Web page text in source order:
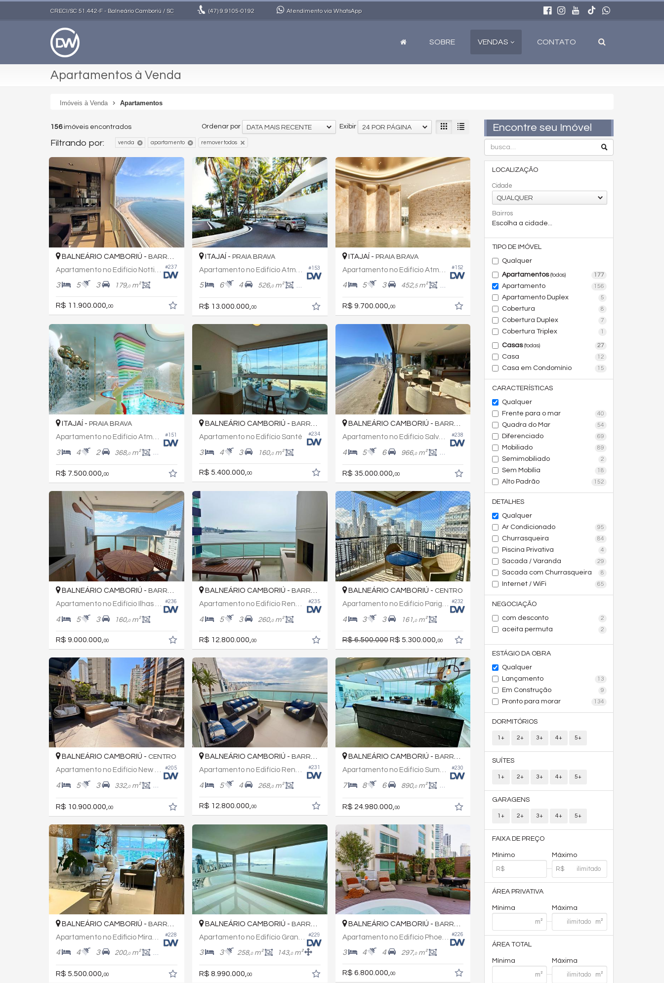
CRECI/SC 51.442-F - Balneário Camboriú / SC (47)9.9105-0192 Atendimento via WhatsApp
SOBRE VENDAS CONTATO
Apartamentos à Venda
Imóveis à Venda Apartamentos
Encontre seu Imóvel
LOCALIZAÇÃO
Cidade
QUALQUER
Bairros
Escolha a cidade...
TIPO DE IMÓVEL
Qualquer
Apartamentos(todos) 177
Apartamento 156
Apartamento Duplex 5
Cobertura 8
Cobertura Duplex 7
Cobertura Triplex 1
Casas(todas) 27
Casa 12
Casa em Condomínio 15
CARACTERÍSTICAS
Qualquer
Frente para o mar
40
Quadra do Mar 54
Diferenciado 69
Mobiliado 89
Semimobiliado 2
Sem Mobília 18
Alto Padrão 152
DETALHES
Qualquer
Ar Condicionado
95
Churrasqueira 84
Piscina Privativa 4
Sacada / Varanda 29
Sacada com Churrasqueira 8
Internet / WiFi 65
NEGOCIAÇÃO
com desconto
2
aceita permuta 2
ESTÁGIO DA OBRA
Qualquer
Lançamento
13
Em Construção 9
Pronto para morar 134
DORMITÓRIOS
1+ 2+ 3+ 4+ 5+
SUÍTES
1+ 2+ 3+ 4+ 5+
GARAGENS
1+ 2+ 3+ 4+ 5+
FAIXA DE PREÇO
Mínimo Máximo
ÁREA PRIVATIVA
Mínima Máxima
ÁREA TOTAL
Mínima Máxima
156imóveis encontrados Exibir 24 POR PÁGINA
Ordenar por DATA MAIS RECENTE
Filtrando por: venda apartamento remover todos
#237
BALNEÁRIO CAMBORIÚ - BARRA SUL
3 5 3 179,0m²
R$ 11.900.000, 00
#153
ITAJAÍ - PRAIA BRAVA
5 6 4 526,0m² 329,
R$ 13.000.000, 00
#152
ITAJAÍ - PRAIA BRAVA
4 5 3 452,5m² 283,
R$ 9.700.000, 00
#151
ITAJAÍ - PRAIA BRAVA
Apartamento no Edifício Atmosphere Home Spa
3 4 2 368,0m² 230,
R$ 7.500.000,00
#234
BALNEÁRIO CAMBORIÚ - BARRA NORTE
Apartamento no Edifício Santé
3 4 3 160,0m²
R$ 5.400.000,00
#238
BALNEÁRIO CAMBORIÚ - BARRA SUL
Apartamento no Edifício Salvador Dali
4 5 6 966,0m² 882,
R$ 35.000.000,00
#236
BALNEÁRIO CAMBORIÚ - BARRA SUL
Apartamento no Edifício Ilhas Marianas
4 5 3 160,0m²
R$ 9.000.000, 00
#235
BALNEÁRIO CAMBORIÚ - BARRA SUL
Apartamento no Edifício Renaissance
4 5 3 260,0m²
R$ 12.800.000, 00
#232
BALNEÁRIO CAMBORIÚ - CENTRO
Apartamento no Edifício Parigi Residenza
4 3 3 161,0m²
R$ 6.500.000 R$ 5.300.000, 00
#205
BALNEÁRIO CAMBORIÚ - CENTRO
Apartamento no Edifício New York Diferenciado
4 5 3 332,0m² 268,
R$ 10.900.000, 00
#231
BALNEÁRIO CAMBORIÚ - BARRA SUL
Apartamento no Edifício Renaissance
4 5 4 268,0m²
R$ 12.800.000, 00
#230
BALNEÁRIO CAMBORIÚ - BARRA SUL
Apartamento no Edifício Summer Beach
7 8 6 890,0m² 600,
R$ 24.980.000, 00
#228
BALNEÁRIO CAMBORIÚ - BARRA SUL
4 4 3 200,0m² 152,
R$ 5.500.000, 00
#229
BALNEÁRIO CAMBORIÚ - BARRA SUL
3 3 258,0m² 143,0m²
R$ 8.990.000, 00
#226
BALNEÁRIO CAMBORIÚ - BARRA SUL
3 4 4 297,0m²
R$ 6.800.000, 00